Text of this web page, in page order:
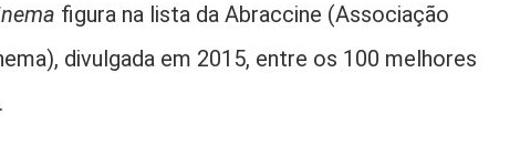
figura na lista da Abraccine (Associação
divulgada em 2015, entre os 100 melhores